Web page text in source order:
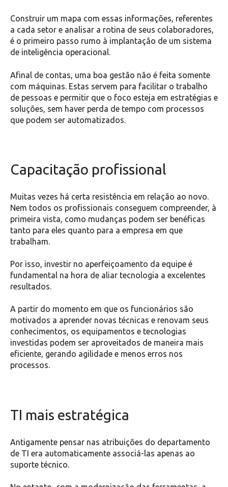
Construir um mapa com essas informações, referentes
a cada setor e analisar a rotina de seus colaboradores,
é o primeiro passo rumo à implantação de um sistema
de inteligência operacional.
Afinal de contas, uma boa gestão não é feita somente
com máquinas. Estas servem para facilitar o trabalho
de pessoas e permitir que o foco esteja em estratégias e
soluções, sem haver perda de tempo com processos
que podem ser automatizados.
Capacitação profissional
Muitas vezes há certa resistência em relação ao novo.
Nem todos os profissionais conseguem compreender, à
primeira vista, como mudanças podem ser benéficas
tanto para eles quanto para a empresa em que
trabalham.
Por isso, investir no aperfeiçoamento da equipe é
fundamental na hora de aliar tecnologia a excelentes
resultados.
A partir do momento em que os funcionários são
motivados a aprender novas técnicas e renovam seus
conhecimentos, os equipamentos e tecnologias
investidas podem ser aproveitados de maneira mais
eficiente, gerando agilidade e menos erros nos
processos.
TI mais estratégica
Antigamente pensar nas atribuições do departamento
de TI era automaticamente associá-las apenas ao
suporte técnico.